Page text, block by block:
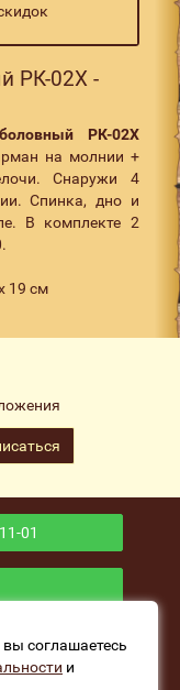
РК-02Х -
РК-02Х
на молнии +
Снаружи 4
Спинка, дно и
В комплекте 2
19 см
01
соглашаетесь
и